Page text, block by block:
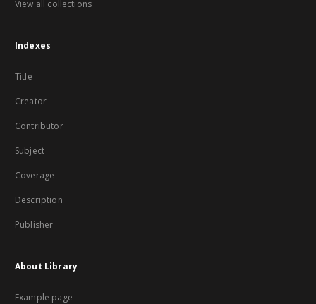
View all collections
Indexes
Title
Creator
Contributor
Subject
Coverage
Description
Publisher
About Library
Example page